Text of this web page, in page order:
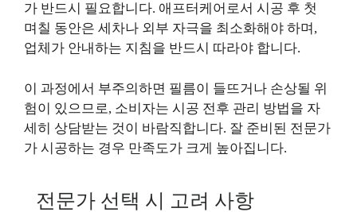
가 반드시 필요합니다. 애프터케어로서 시공 후 첫
며칠 동안은 세차나 외부 자극을 최소화해야 하며,
업체가 안내하는 지침을 반드시 따라야 합니다.
이 과정에서 부주의하면 필름이 들뜨거나 손상될 위
험이 있으므로, 소비자는 시공 전후 관리 방법을 자
세히 상담받는 것이 바람직합니다. 잘 준비된 전문가
가 시공하는 경우 만족도가 크게 높아집니다.
전문가 선택 시 고려 사항